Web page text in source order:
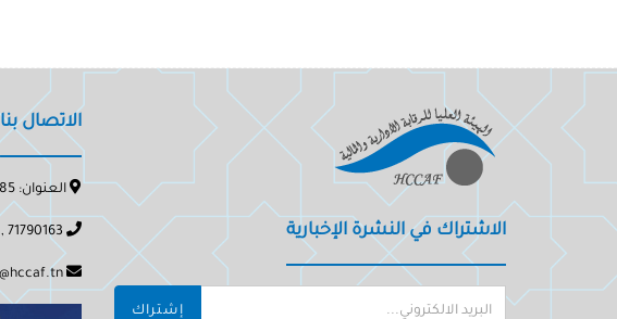
الاشتراك في النشرة الإخبارية
إشتراك
الاتصال بنا
العنوان: 85، شارع الحرية تونس 1002